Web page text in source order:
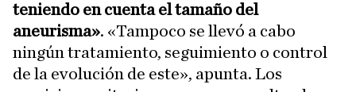
teniendo en cuenta el tamaño del
aneurisma». «Tampoco se llevó a cabo
ningún tratamiento, seguimiento o control
de la evolución de este», apunta. Los